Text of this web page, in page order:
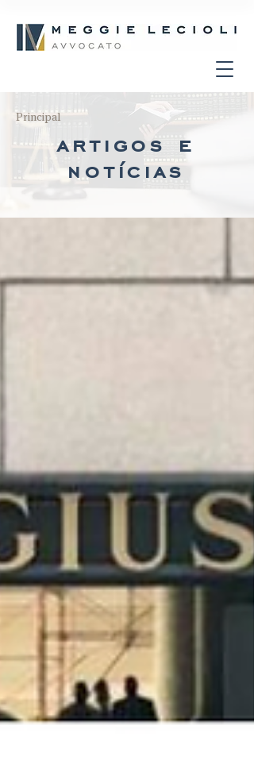
Principal
artigos e
notícias